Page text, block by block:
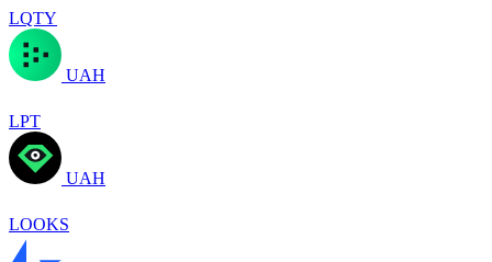
LQTY
UAH
LPT
UAH
LOOKS